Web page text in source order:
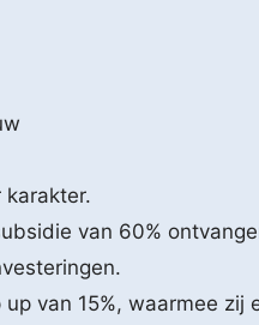
karakter.
van 60%
van 15%, waarmee zij